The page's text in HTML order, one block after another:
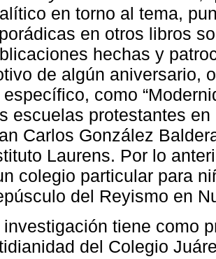
en torno al tema,
en otros libros
hechas y
de algún aniversario,
específico, como
escuelas protestantes
Carlos González
Laurens. Por lo
colegio particular para
del Reyismo en
investigación tiene como
del Colegio